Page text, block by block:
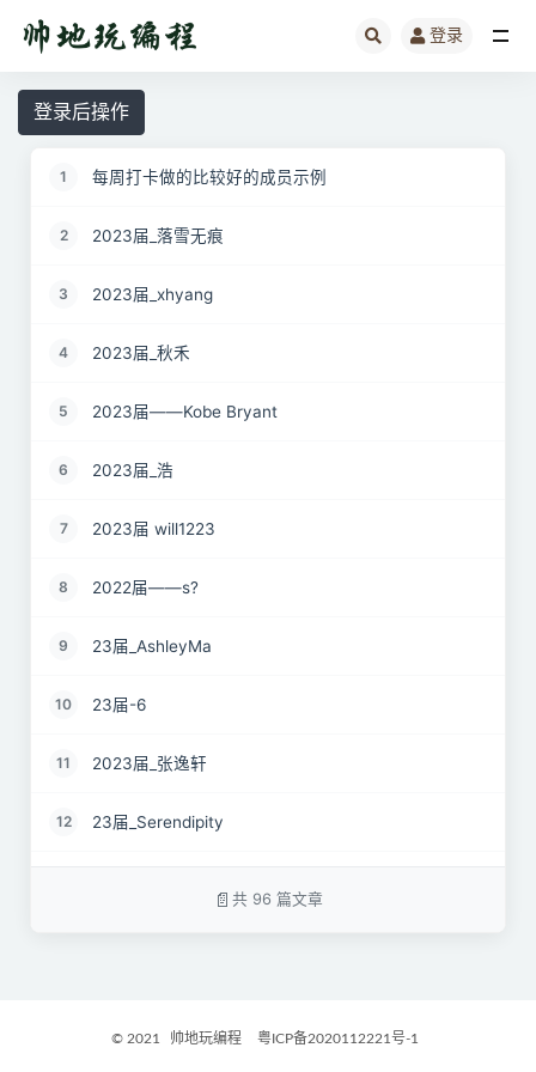
登录
登录后操作
1 每周打卡做的比较好的成员示例
2 2023届_落雪无痕
3 2023届_xhyang
4 2023届_秋禾
5 2023届——Kobe Bryant
6 2023届_浩
7 2023届 will1223
8 2022届——s?
9 23届_AshleyMa
10 23届-6
11 2023届_张逸轩
12 23届_Serendipity
共 96 篇文章
© 2021 帅地玩编程 粤ICP备2020112221号-1